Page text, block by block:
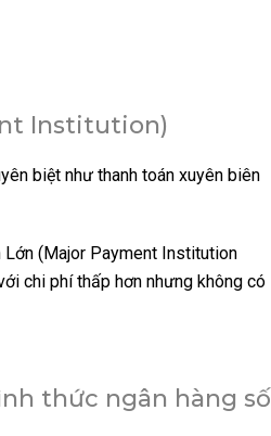
Institution)
biệt như thanh toán xuyên biên
Lớn (Major Payment Institution
chi phí thấp hơn nhưng không có
thức ngân hàng số